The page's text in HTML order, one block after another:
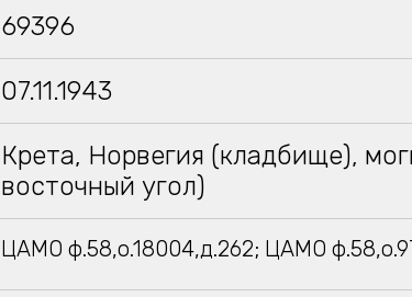
69396
07.11.1943
Крета, Норвегия (кладбище),
восточный угол)
ЦАМО ф.58,о.18004,д.262; ЦАМО